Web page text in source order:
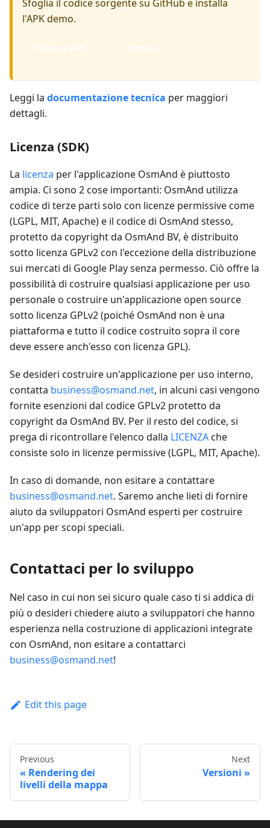
Sfoglia il codice sorgente su GitHub e installa
l'APK demo.
Scarica APK Github
Leggi la documentazione tecnica per maggiori
dettagli.
Licenza (SDK)
La licenza per l'applicazione OsmAnd è piuttosto
ampia. Ci sono 2 cose importanti: OsmAnd utilizza
codice di terze parti solo con licenze permissive come
(LGPL, MIT, Apache) e il codice di OsmAnd stesso,
protetto da copyright da OsmAnd BV, è distribuito
sotto licenza GPLv2 con l'eccezione della distribuzione
sui mercati di Google Play senza permesso. Ciò offre la
possibilità di costruire qualsiasi applicazione per uso
personale o costruire un'applicazione open source
sotto licenza GPLv2 (poiché OsmAnd non è una
piattaforma e tutto il codice costruito sopra il core
deve essere anch'esso con licenza GPL).
Se desideri costruire un'applicazione per uso interno,
contatta business@osmand.net, in alcuni casi vengono
fornite esenzioni dal codice GPLv2 protetto da
copyright da OsmAnd BV. Per il resto del codice, si
prega di ricontrollare l'elenco dalla LICENZAche
consiste solo in licenze permissive (LGPL, MIT, Apache).
In caso di domande, non esitare a contattare
business@osmand.net. Saremo anche lieti di fornire
aiuto da sviluppatori OsmAnd esperti per costruire
un'app per scopi speciali.
Contattaci per lo sviluppo
Nel caso in cui non sei sicuro quale caso ti si addica di
più o desideri chiedere aiuto a sviluppatori che hanno
esperienza nella costruzione di applicazioni integrate
con OsmAnd, non esitare a contattarci
business@osmand.net!
Edit this page
Previous
Rendering dei
livelli della mappa
Next
Versioni